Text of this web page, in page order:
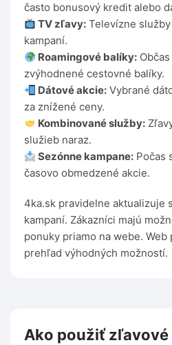
často bonusový kredit alebo
TV zľavy: Televízne
kampaní.
Roamingové balíky:
zvýhodnené cestovné balíky.
Dátové akcie: Vybrané
za znížené ceny.
Kombinované služby:
služieb naraz.
Sezónne kampane: Počas
časovo obmedzené akcie.
4ka.sk pravidelne aktualizuje
kampaní. Zákazníci majú
ponuky priamo na webe.
prehľad výhodných možností.
Ako použiť zľavové